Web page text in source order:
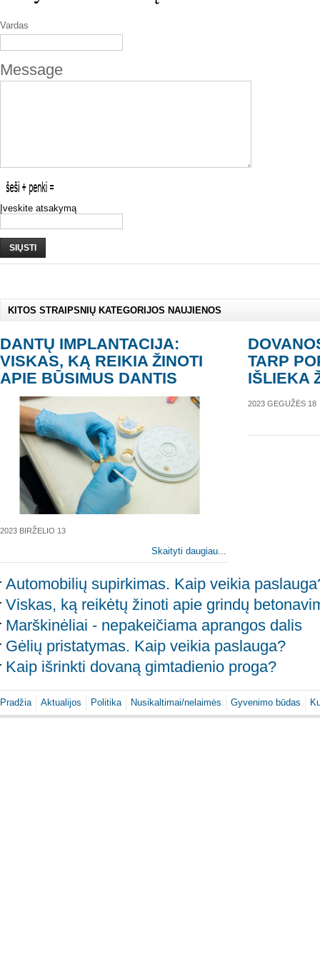
Vardas
Message
Įveskite atsakymą
SIŲSTI
KITOS STRAIPSNIŲ KATEGORIJOS NAUJIENOS
DANTŲ IMPLANTACIJA:
VISKAS, KĄ REIKIA ŽINOTI
APIE BŪSIMUS DANTIS
2023 BIRŽELIO 13
Skaityti daugiau...
TARP
IŠLIEKA
2023 GEGUŽĖS 18
Automobilių supirkimas. Kaip veikia
Viskas, ką reikėtų žinoti apie grindų
Marškinėliai - nepakeičiama aprangos dalis
Gėlių pristatymas. Kaip veikia paslauga?
Kaip išrinkti dovaną gimtadienio proga?
Pradžia Aktualijos Politika Nusikaltimai/nelaimės Gyvenimo būdas